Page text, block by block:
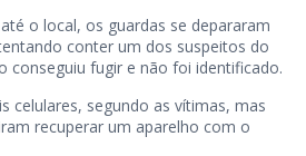
o local, os guardas se depararam
conter um dos suspeitos do
conseguiu fugir e não foi identificado.
celulares, segundo as vítimas, mas
recuperar um aparelho com o